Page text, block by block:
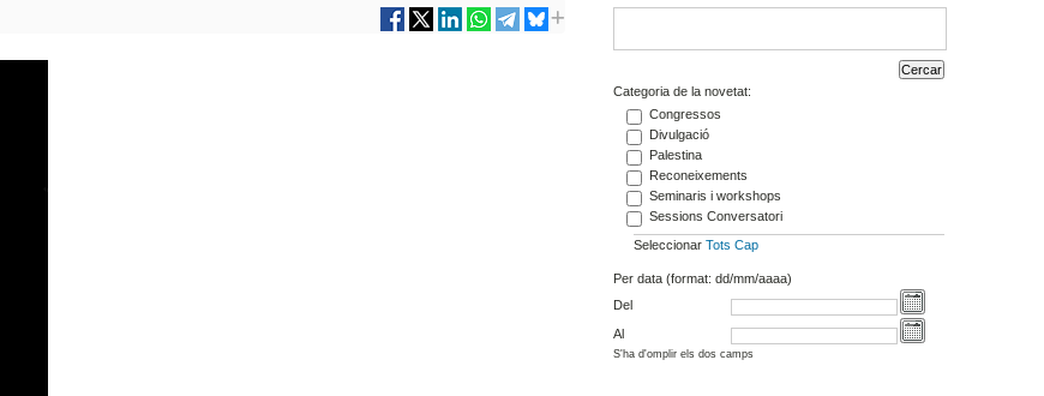
Categoria de la novetat:
Congressos
Divulgació
Palestina
Reconeixements
Seminaris i workshops
Sessions Conversatori
Seleccionar Tots Cap
Per data (format: dd/mm/aaaa)
Del
Al
S'ha d'omplir els dos camps